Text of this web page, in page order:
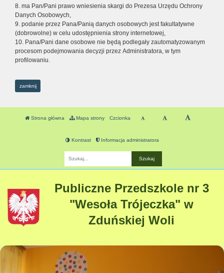
8. ma Pan/Pani prawo wniesienia skargi do Prezesa Urzędu Ochrony
Danych Osobowych,
9. podanie przez Pana/Panią danych osobowych jest fakultatywne
(dobrowolne) w celu udostępnienia strony internetowej,
10. Pana/Pani dane osobowe nie będą podlegały zautomatyzowanym
procesom podejmowania decyzji przez Administratora, w tym
profilowaniu.
zamknij
Strona główna Mapa strony Czcionka
Kontrast Informacja administratora
Publiczne Przedszkole nr 3
"Wesoła Trójeczka" w
Zduńskiej Woli